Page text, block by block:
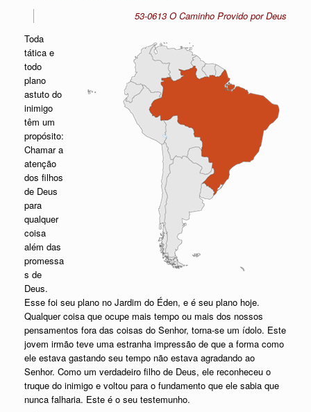
53-0613 O Caminho Provido por Deus
Toda
tática e
todo
plano
astuto do
inimigo
têm um
propósito:
Chamar a
atenção
dos filhos
de Deus
para
qualquer
coisa
além das
promessa
s de
Deus.
Esse foi seu plano no Jardim do Éden, e é seu plano hoje.
Qualquer coisa que ocupe mais tempo ou mais dos nossos
pensamentos fora das coisas do Senhor, torna-se um ídolo. Este
jovem irmão teve uma estranha impressão de que a forma como
ele estava gastando seu tempo não estava agradando ao
Senhor. Como um verdadeiro filho de Deus, ele reconheceu o
truque do inimigo e voltou para o fundamento que ele sabia que
nunca falharia. Este é o seu testemunho.